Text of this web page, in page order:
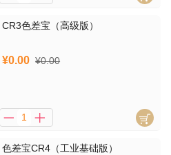
CR3色差宝（高级版）
¥0.00 ¥0.00
色差宝CR4（工业基础版）